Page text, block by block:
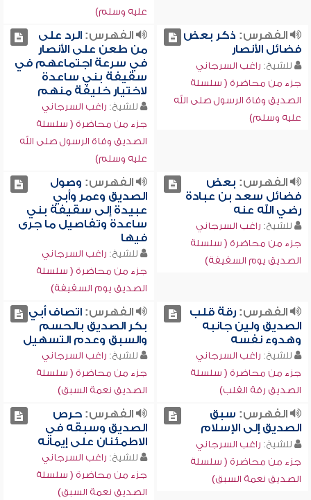
عليه وسلم)
الفهرس: ذكر بعض
فضائل الأنصار
للشيخ: راغب السرجاني
جزء من محاضرة ( سلسلة
الصديق وفاة الرسول صلى الله
عليه وسلم)
الفهرس:الرد على
من طعن على الأنصار
في سرعة اجتماعهم في
سقيفة بني ساعدة
لاختيار خليفة منهم
للشيخ: راغب السرجاني
جزء من محاضرة ( سلسلة
الصديق وفاة الرسول صلى الله
عليه وسلم)
الفهرس: بعض
فضائل سعد بن عبادة
رضي الله عنه
للشيخ: راغب السرجاني
جزء من محاضرة ( سلسلة
الصديق يوم السقيفة)
الفهرس: وصول
الصديق وعمر وأبي
عبيدة إلى سقيفة بني
ساعدة وتفاصيل ما جرى
فيها
للشيخ: راغب السرجاني
جزء من محاضرة ( سلسلة
الصديق يوم السقيفة)
الفهرس:رقة قلب
الصديق ولين جانبه
وهدوء نفسه
للشيخ: راغب السرجاني
جزء من محاضرة ( سلسلة
الصديق رقة القلب)
الفهرس:اتصاف أبي
بكر الصديق بالحسم
والسبق وعدم التسهيل
للشيخ: راغب السرجاني
جزء من محاضرة ( سلسلة
الصديق نعمة السبق)
الفهرس: سبق
الصديق إلى الإسلام
للشيخ: راغب السرجاني
جزء من محاضرة ( سلسلة
الصديق نعمة السبق)
الفهرس:حرص
الصديق وسبقه في
الاطمئنان على إيمانه
للشيخ: راغب السرجاني
جزء من محاضرة ( سلسلة
الصديق نعمة السبق)